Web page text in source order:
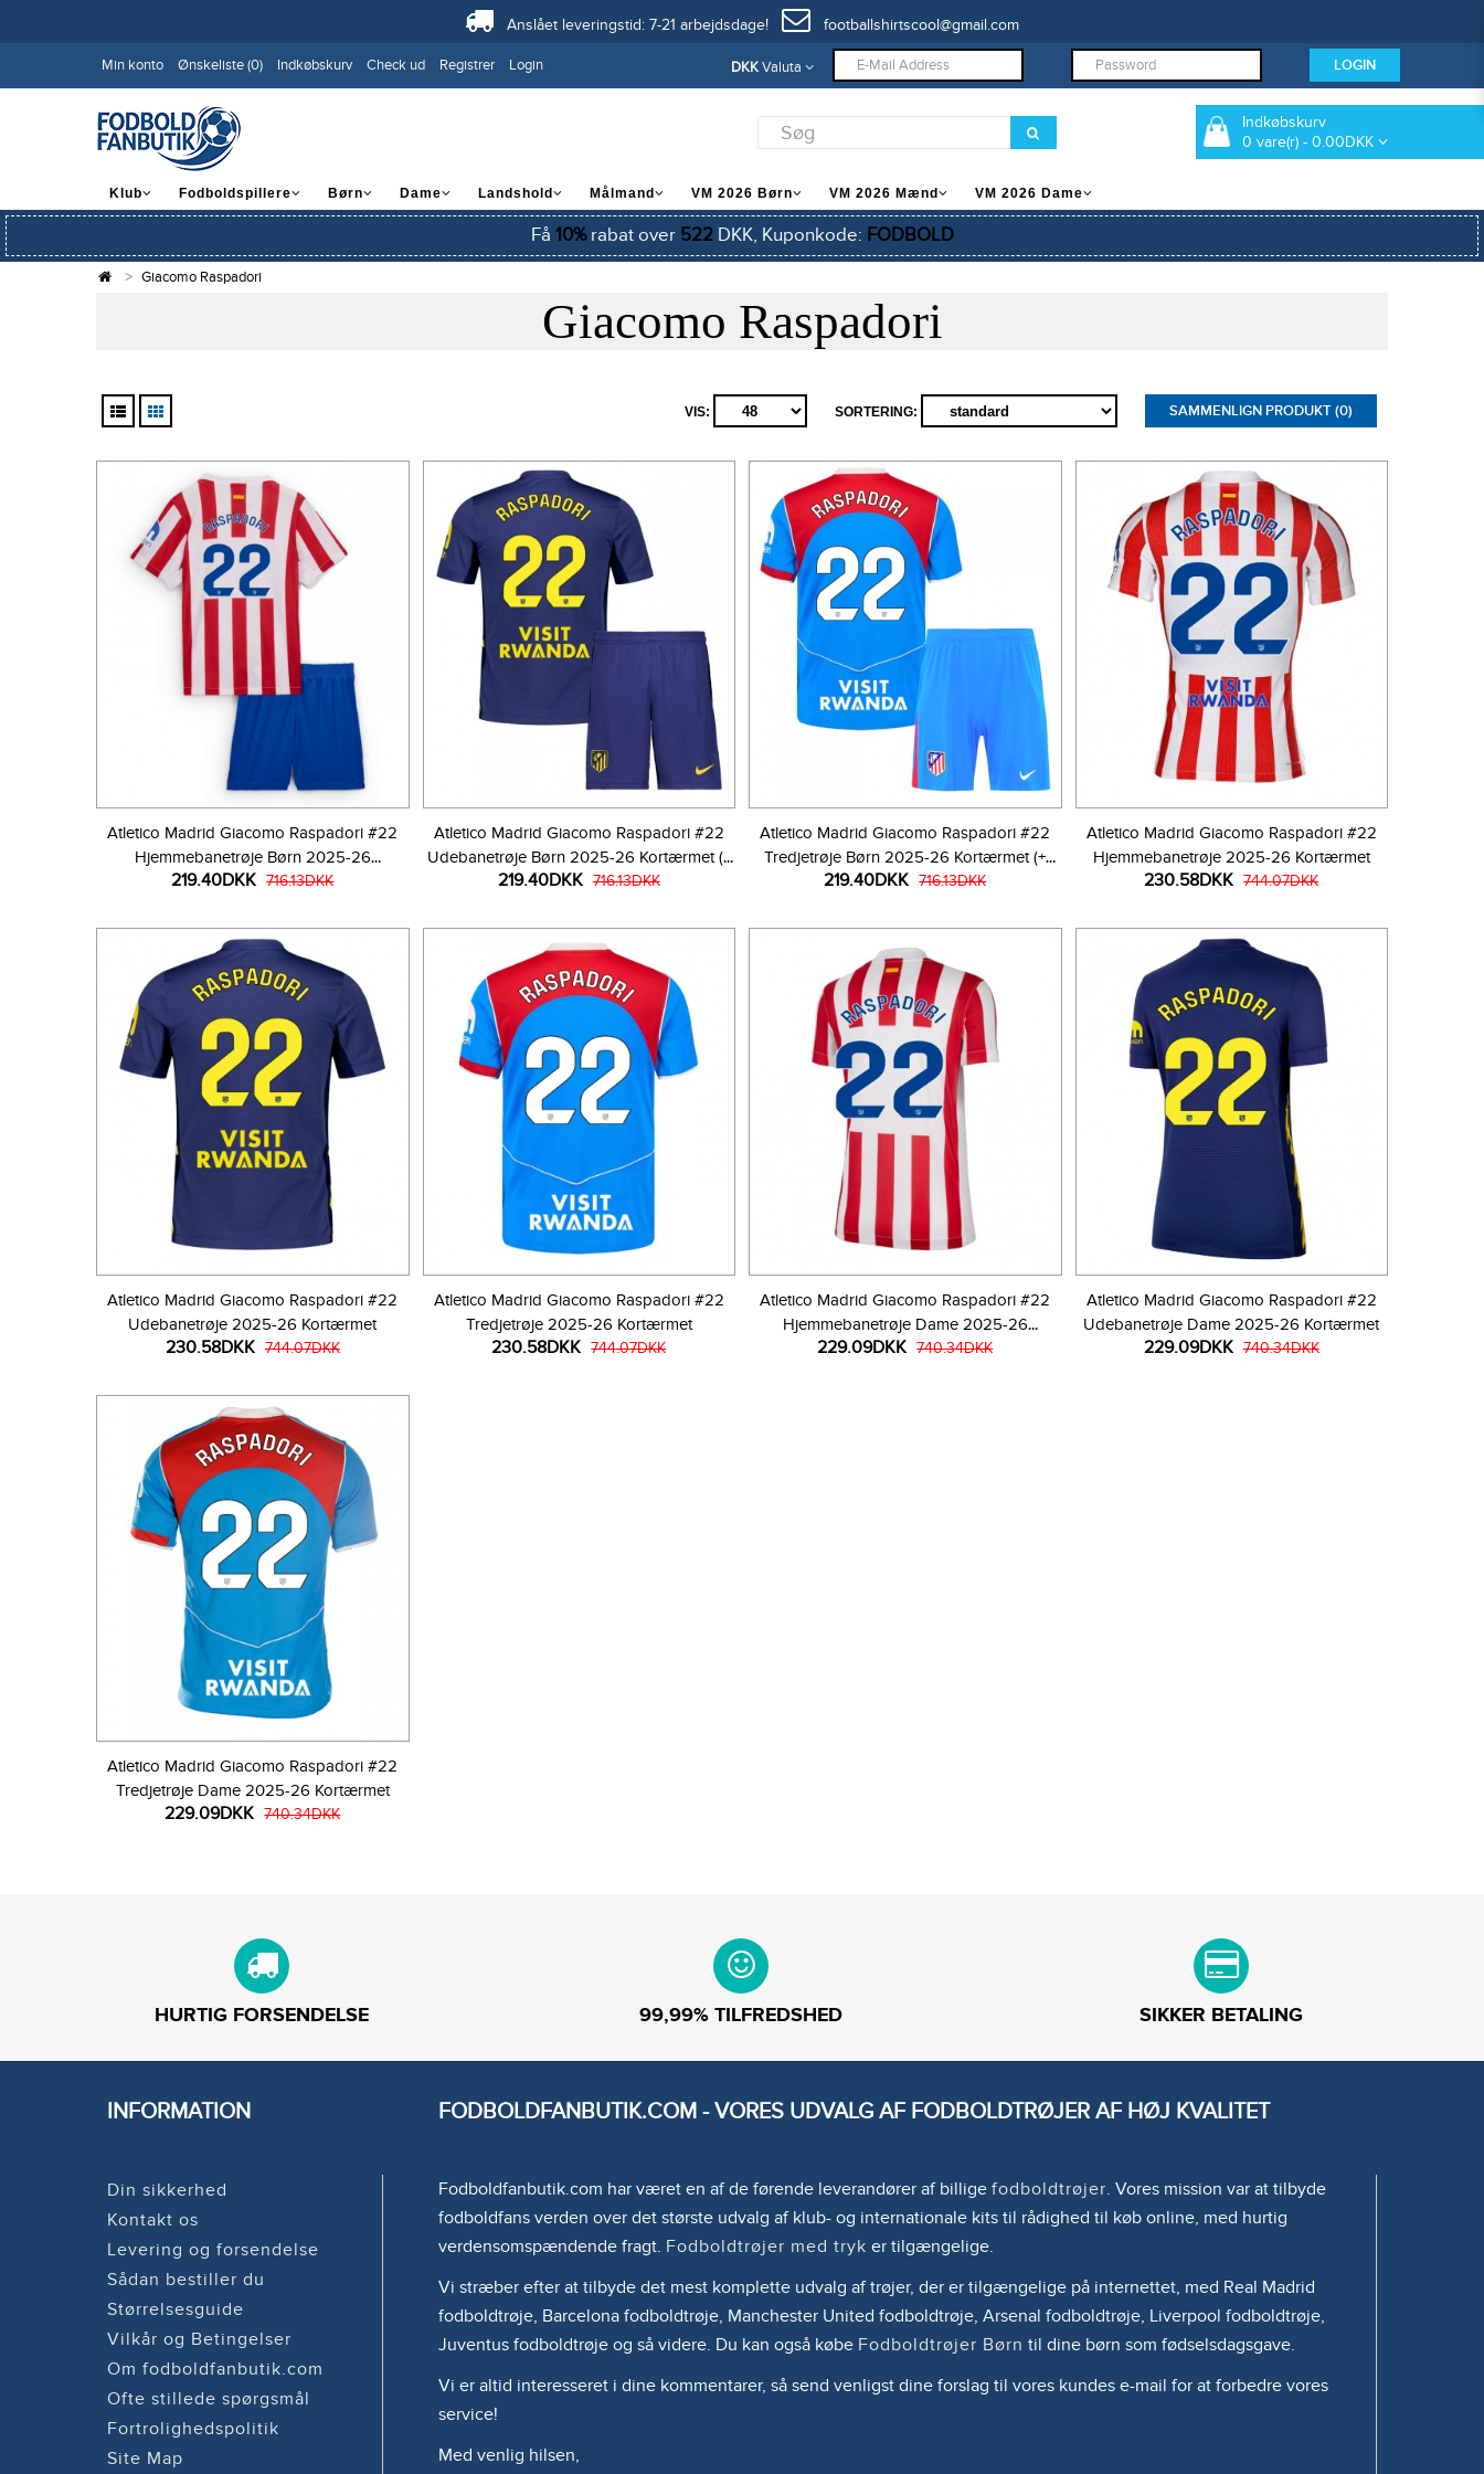
Anslået leveringstid: 7-21 arbejdsdage! footballshirtscool@gmail.com
Min konto Ønskeliste (0) Indkøbskurv Check ud Registrer Login DKKValuta
Indkøbskurv
0 vare(r) - 0.00DKK
Klub Fodboldspillere Børn Dame Landshold Målmand VM 2026 Børn VM 2026 Mænd VM 2026 Dame
Få 10%rabat over 522DKK, Kuponkode: FODBOLD
Giacomo Raspadori
Giacomo Raspadori
SAMMENLIGN PRODUKT (0)
SORTERING:
VIS:
Atletico Madrid Giacomo Raspadori #22
Hjemmebanetrøje Børn 2025-26
Kortærmet (+ Korte bukser)
219.40DKK 716.13DKK
Atletico Madrid Giacomo Raspadori #22
Udebanetrøje Børn 2025-26 Kortærmet (+
Korte bukser)
219.40DKK 716.13DKK
Atletico Madrid Giacomo Raspadori #22
Tredjetrøje Børn 2025-26 Kortærmet (+
Korte bukser)
219.40DKK 716.13DKK
Atletico Madrid Giacomo Raspadori #22
Hjemmebanetrøje 2025-26 Kortærmet
230.58DKK 744.07DKK
Atletico Madrid Giacomo Raspadori #22
Udebanetrøje 2025-26 Kortærmet
230.58DKK 744.07DKK
Atletico Madrid Giacomo Raspadori #22
Tredjetrøje 2025-26 Kortærmet
230.58DKK 744.07DKK
Atletico Madrid Giacomo Raspadori #22
Hjemmebanetrøje Dame 2025-26
Kortærmet
229.09DKK 740.34DKK
Atletico Madrid Giacomo Raspadori #22
Udebanetrøje Dame 2025-26 Kortærmet
229.09DKK 740.34DKK
Atletico Madrid Giacomo Raspadori #22
Tredjetrøje Dame 2025-26 Kortærmet
229.09DKK 740.34DKK
HURTIG FORSENDELSE 99,99% TILFREDSHED SIKKER BETALING
INFORMATION
Din sikkerhed
Kontakt os
Levering og forsendelse
Sådan bestiller du
Størrelsesguide
Vilkår og Betingelser
Om fodboldfanbutik.com
Ofte stillede spørgsmål
Fortrolighedspolitik
Site Map
FODBOLDFANBUTIK.COM - VORES UDVALG AF FODBOLDTRØJER AF HØJ KVALITET
Fodboldfanbutik.com har været en af de førende leverandører af billige fodboldtrøjer. Vores mission var at tilbyde
fodboldfans verden over det største udvalg af klub- og internationale kits til rådighed til køb online, med hurtig
verdensomspændende fragt. Fodboldtrøjer med tryk er tilgængelige.
Vi stræber efter at tilbyde det mest komplette udvalg af trøjer, der er tilgængelige på internettet, med Real Madrid
fodboldtrøje, Barcelona fodboldtrøje, Manchester United fodboldtrøje, Arsenal fodboldtrøje, Liverpool fodboldtrøje,
Juventus fodboldtrøje og så videre. Du kan også købe Fodboldtrøjer Børn til dine børn som fødselsdagsgave.
Vi er altid interesseret i dine kommentarer, så send venligst dine forslag til vores kundes e-mail for at forbedre vores
service!
Med venlig hilsen,